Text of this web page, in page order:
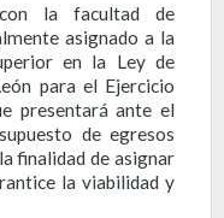
la facultad de
asignado a la
en la Ley de
para el Ejercicio
presentará ante el
de egresos
finalidad de asignar
la viabilidad y